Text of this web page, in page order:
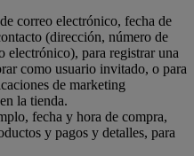
correo electrónico, fecha de
(dirección, número de
electrónico), para registrar una
como usuario invitado, o para
de marketing
la tienda.
fecha y hora de compra,
y pagos y detalles, para